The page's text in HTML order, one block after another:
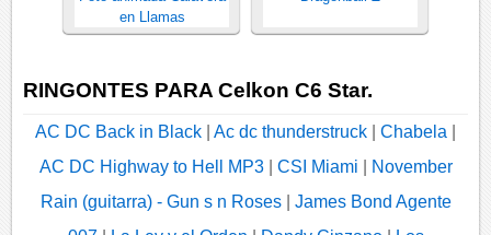
en Llamas
RINGONTES PARA Celkon C6 Star.
AC DC Back in Black Ac dc thunderstruck Chabela
AC DC Highway to Hell MP3| CSI Miami
November
Rain (guitarra) - Gun s n Roses| James Bond Agente